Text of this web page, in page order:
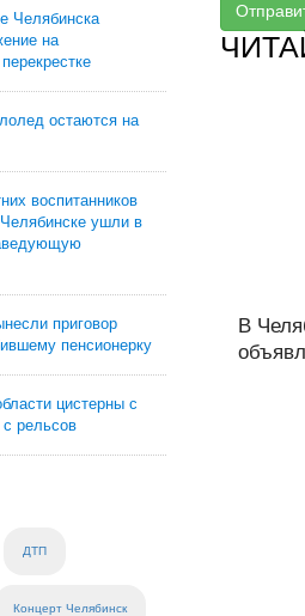
Челябинска
на
остаются на
воспитанников
ушли в
приговор
пенсионерку
цистерны с
рельсов
ДТП
Концерт Челябинск
В